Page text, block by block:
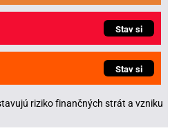
Stav si
Stav si
riziko finančných strát a vzniku